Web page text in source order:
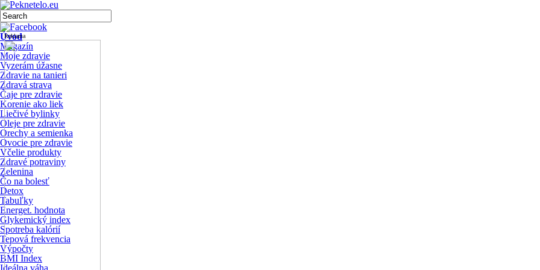
Reklama
Úvod
Magazín
Moje zdravie
Vyzerám úžasne
Zdravie na tanieri
Zdravá strava
Čaje pre zdravie
Korenie ako liek
Liečivé bylinky
Oleje pre zdravie
Orechy a semienka
Ovocie pre zdravie
Včelie produkty
Zdravé potraviny
Zelenina
Čo na bolesť
Detox
Tabuľky
Energet. hodnota
Glykemický index
Spotreba kalórií
Tepová frekvencia
Výpočty
BMI Index
Ideálna váha